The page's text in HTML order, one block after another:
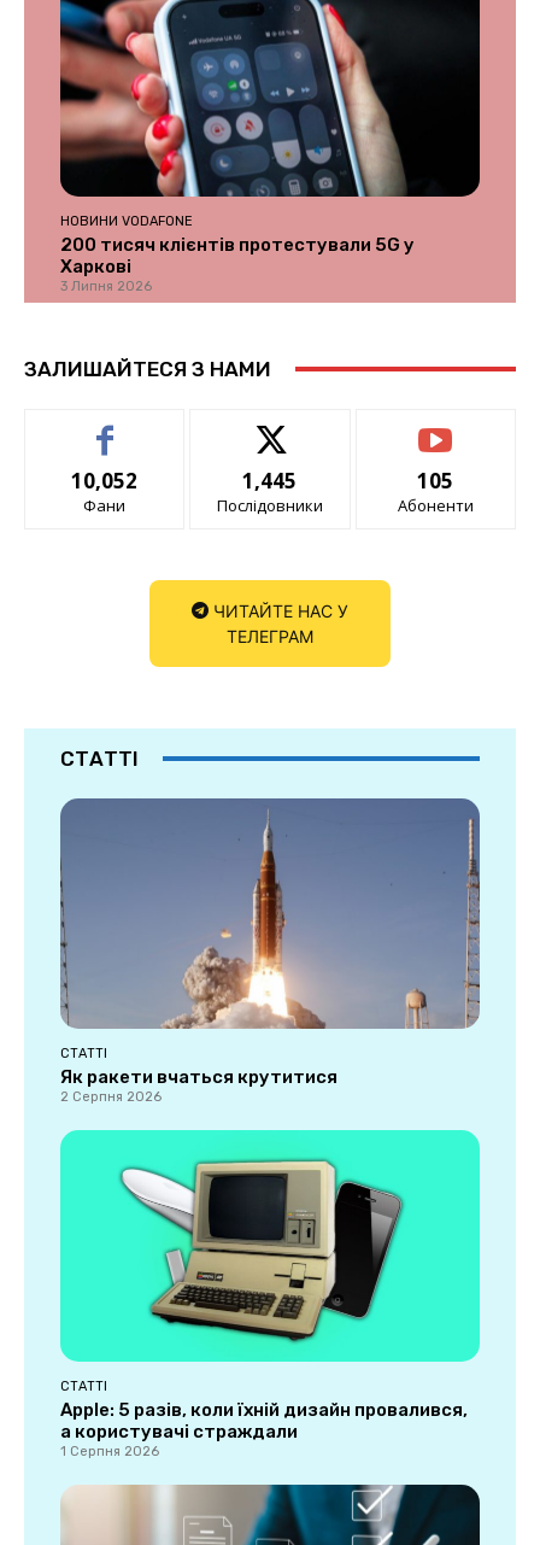
НОВИНИ VODAFONE
200 тисяч клієнтів протестували 5G у
Харкові
3 Липня 2026
ЗАЛИШАЙТЕСЯ З НАМИ
10,052
Фани
1,445
Послідовники
105
Абоненти
ЧИТАЙТЕ НАС У
ТЕЛЕГРАМ
СТАТТІ
СТАТТІ
Як ракети вчаться крутитися
2 Серпня 2026
СТАТТІ
Apple: 5 разів, коли їхній дизайн провалився,
а користувачі страждали
1 Серпня 2026